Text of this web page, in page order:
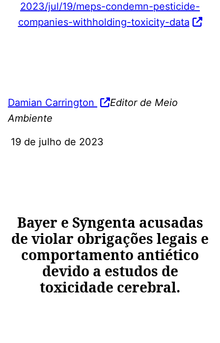
2023/jul/19/meps-condemn-pesticide-
companies-withholding-toxicity-data
Damian Carrington
Editor de Meio
Ambiente
19 de julho de 2023
Bayer e Syngenta acusadas
de violar obrigações legais e
comportamento antiético
devido a estudos de
toxicidade cerebral.